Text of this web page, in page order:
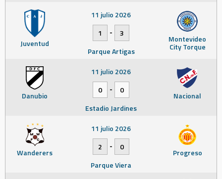
Juventud Montevideo
City Torque
11 julio 2026
1
-
3
Parque Artigas
Danubio Nacional
11 julio 2026
0
-
0
Estadio Jardines
Wanderers Progreso
11 julio 2026
2
-
0
Parque Viera